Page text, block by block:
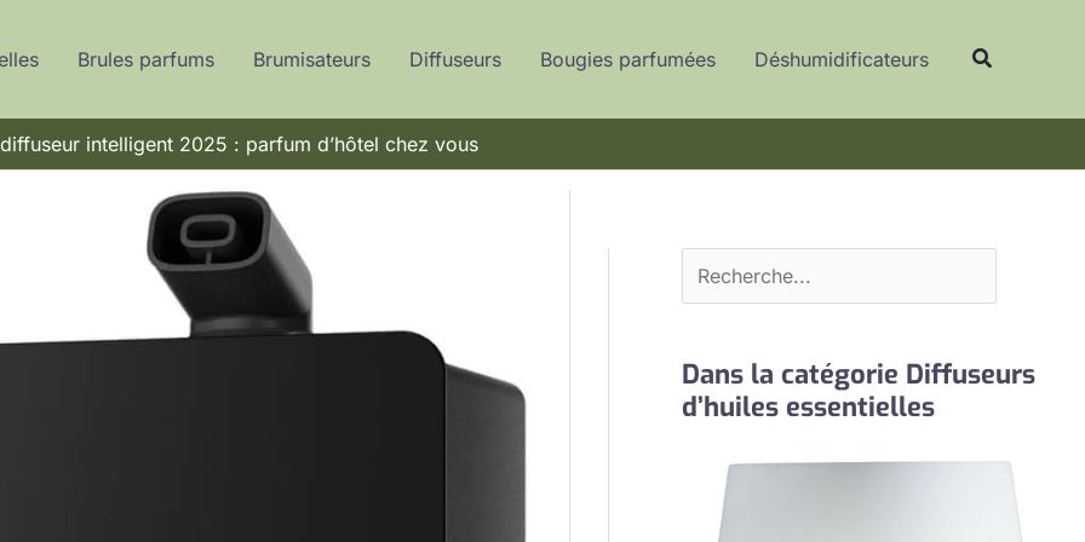
Brules parfums Brumisateurs Diffuseurs Bougies parfumées Déshumidificateurs
intelligent 2025 : parfum d’hôtel chez vous
e
e
c
r
Dans la catégorie Diffuseurs
d’huiles essentielles